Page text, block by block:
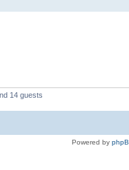
14 guests
Powered by